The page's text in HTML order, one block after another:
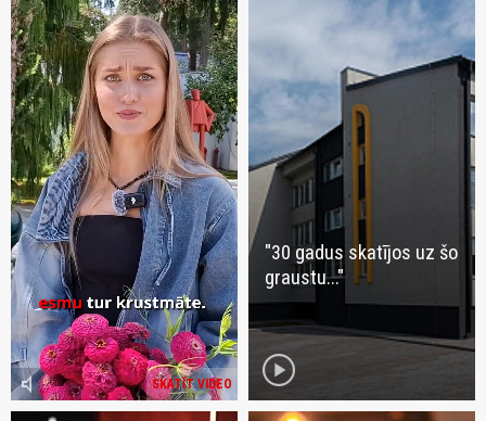
SKATĪT VIDEO
volume_mute
"30 gadus skatījos uz šo
graustu..."
play_circle